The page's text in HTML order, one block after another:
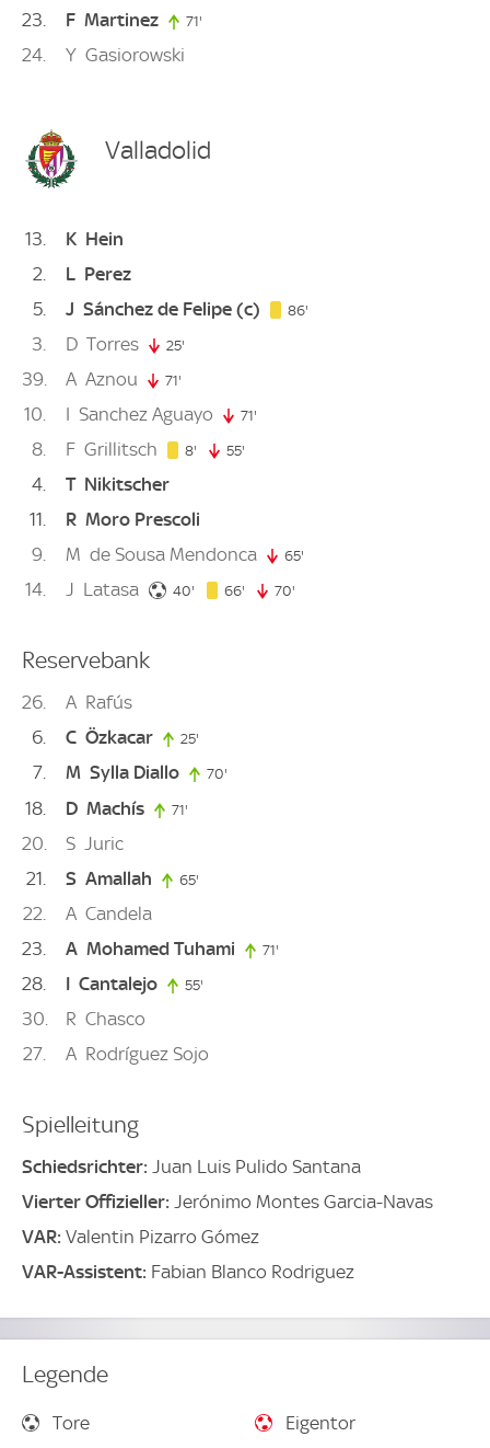
23 F Martinez 71'
24 Y Gasiorowski
Valladolid
13 K Hein
2
L Perez
5
J Sánchez de Felipe (c) 86'
3 D Torres 25'
39 A Aznou 71'
10 I Sanchez Aguayo 71'
8 F Grillitsch 8' 8. minute
55'
4 T Nikitscher
11
R Moro Prescoli
9
M de Sousa Mendonca 65'
14 J Latasa 40' 40. minute
66' 66. minute
70'
Reservebank
26 A Rafús
6
C Özkacar 25'
7 M Sylla Diallo 70'
18 D Machís 71'
20 S Juric
21
S Amallah 65'
22 A Candela
23
A Mohamed Tuhami 71'
28 I Cantalejo 55'
30 R Chasco
27
A Rodríguez Sojo
Spielleitung
Schiedsrichter: Juan Luis Pulido Santana
Vierter Offizieller: Jerónimo Montes Garcia-Navas
VAR: Valentin Pizarro Gómez
VAR-Assistent: Fabian Blanco Rodriguez
Legende
Tore
Eigentor